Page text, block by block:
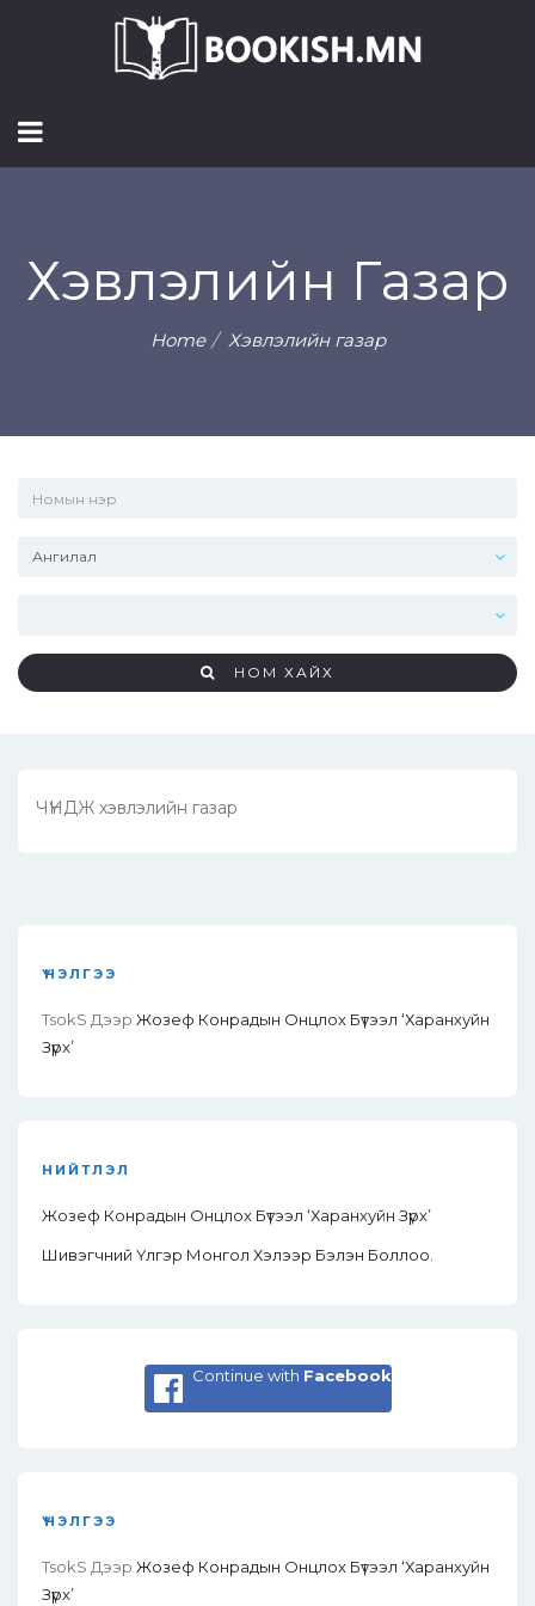
Хэвлэлийн Газар
Home Хэвлэлийн газар
НОМ ХАЙХ
ЧҮНДЖ хэвлэлийн газар
ҮНЭЛГЭЭ
TsokS Дээр Жозеф Конрадын Онцлох Бүтээл ‘Харанхуйн
Зүрх’
НИЙТЛЭЛ
Жозеф Конрадын Онцлох Бүтээл ‘Харанхуйн Зүрх’
Шивэгчний Үлгэр Монгол Хэлээр Бэлэн Боллоо.
Continue with Facebook
ҮНЭЛГЭЭ
TsokS Дээр Жозеф Конрадын Онцлох Бүтээл ‘Харанхуйн
Зүрх’